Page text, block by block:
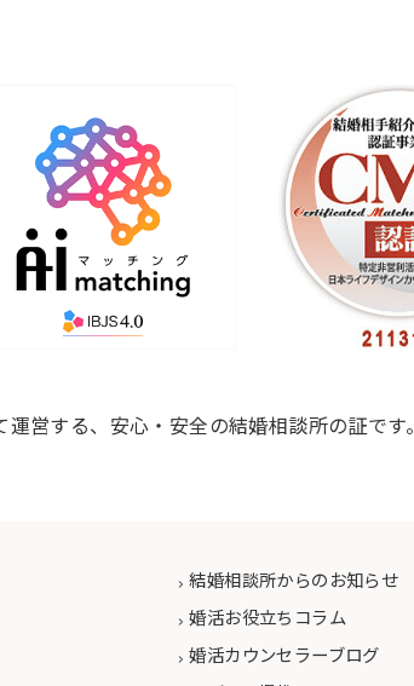
営する、安心・安全の結婚相談所の証です。
結婚相談所からのお知らせ
婚活お役立ちコラム
婚活カウンセラーブログ